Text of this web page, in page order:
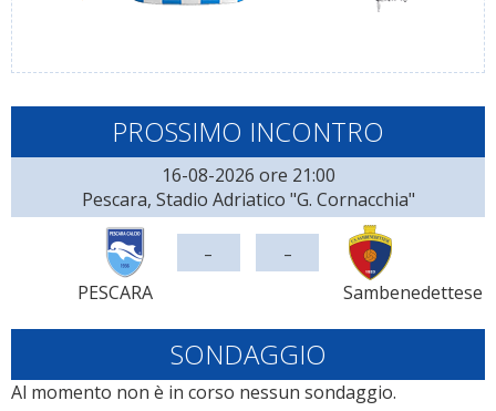
PROSSIMO INCONTRO
16-08-2026 ore 21:00
Pescara, Stadio Adriatico "G. Cornacchia"
PESCARA
- -
Sambenedettese
SONDAGGIO
Al momento non è in corso nessun sondaggio.